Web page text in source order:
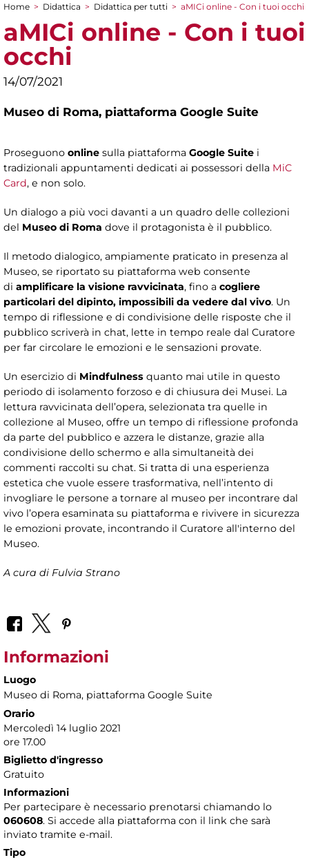
Tu sei qui
Home > Didattica > Didattica per tutti > aMICi online - Con i tuoi occhi
aMICi online - Con i tuoi
occhi
14/07/2021
Museo di Roma, piattaforma Google Suite
Proseguono online sulla piattaforma Google Suite i
tradizionali appuntamenti dedicati ai possessori della MiC
Card, e non solo.
Un dialogo a più voci davanti a un quadro delle collezioni
del Museo di Roma dove il protagonista è il pubblico.
Il metodo dialogico, ampiamente praticato in presenza al
Museo, se riportato su piattaforma web consente
di amplificare la visione ravvicinata, fino a cogliere
particolari del dipinto, impossibili da vedere dal vivo. Un
tempo di riflessione e di condivisione delle risposte che il
pubblico scriverà in chat, lette in tempo reale dal Curatore
per far circolare le emozioni e le sensazioni provate.
Un esercizio di Mindfulness quanto mai utile in questo
periodo di isolamento forzoso e di chiusura dei Musei. La
lettura ravvicinata dell’opera, selezionata tra quelle in
collezione al Museo, offre un tempo di riflessione profonda
da parte del pubblico e azzera le distanze, grazie alla
condivisione dello schermo e alla simultaneità dei
commenti raccolti su chat. Si tratta di una esperienza
estetica che vuole essere trasformativa, nell’intento di
invogliare le persone a tornare al museo per incontrare dal
vivo l’opera esaminata su piattaforma e rivivere in sicurezza
le emozioni provate, incontrando il Curatore all'interno del
Museo.
A cura di Fulvia Strano
Informazioni
Luogo
Museo di Roma, piattaforma Google Suite
Orario
Mercoledì 14 luglio 2021
ore 17.00
Biglietto d'ingresso
Gratuito
Informazioni
Per partecipare è necessario prenotarsi chiamando lo
060608. Si accede alla piattaforma con il link che sarà
inviato tramite e-mail.
Tipo